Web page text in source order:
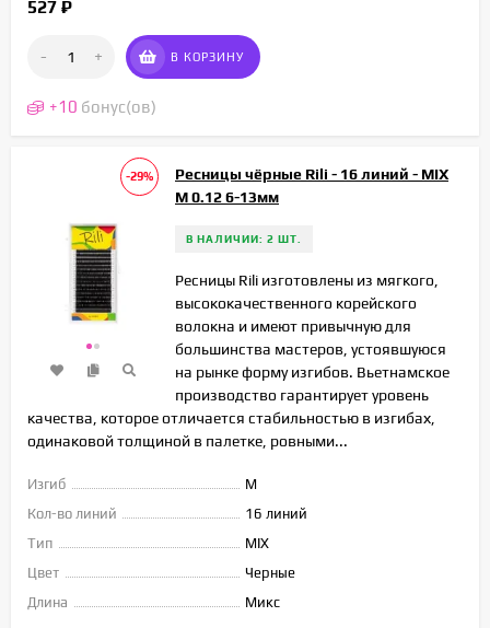
527 ₽
- + В КОРЗИНУ
+10 бонус(ов)
-29%
Ресницы чёрные Rili - 16 линий - MIX
M 0.12 6-13мм
В НАЛИЧИИ: 2 ШТ.
Ресницы Rili изготовлены из мягкого,
высококачественного корейского
волокна и имеют привычную для
большинства мастеров, устоявшуюся
на рынке форму изгибов. Вьетнамское
производство гарантирует уровень
качества, которое отличается стабильностью в изгибах,
одинаковой толщиной в палетке, ровными...
Изгиб
M
Кол-во линий
16 линий
Тип
MIX
Цвет
Черные
Длина
Микс